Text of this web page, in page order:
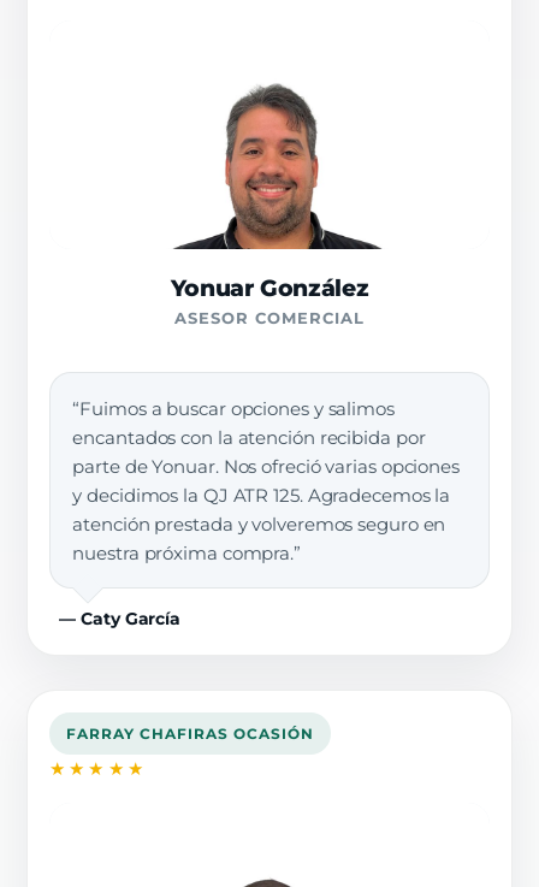
Yonuar González
ASESOR COMERCIAL
“Fuimos a buscar opciones y salimos
encantados con la atención recibida por
parte de Yonuar. Nos ofreció varias opciones
y decidimos la QJ ATR 125. Agradecemos la
atención prestada y volveremos seguro en
nuestra próxima compra.”
— Caty García
FARRAY CHAFIRAS OCASIÓN
★★★★★